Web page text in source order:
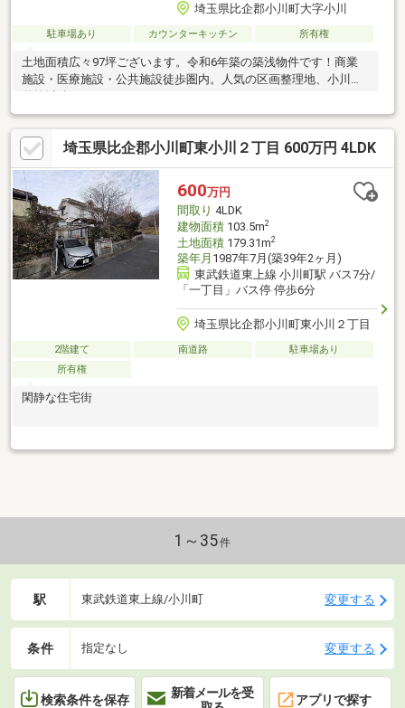
埼玉県比企郡小川町大字小川
駐車場あり カウンターキッチン 所有権
土地面積広々97坪ございます。令和6年築の築浅物件です！商業
施設・医療施設・公共施設徒歩圏内。人気の区画整理地、小川小
埼玉県比企郡小川町東小川２丁目 600万円 4LDK
600万円
間取り 4LDK
建物面積103.5m2
土地面積179.31m2
築年月 1987年7月(築39年2ヶ月)
東武鉄道東上線 小川町駅 バス7分/
「一丁目」バス停 停歩6分
埼玉県比企郡小川町東小川２丁目
2階建て 南道路
駐車場あり
所有権
閑静な住宅街
1～35件
駅 東武鉄道東上線/小川町 変更する
条件 指定なし 変更する
検索条件を保存
新着メールを受
アプリで探す